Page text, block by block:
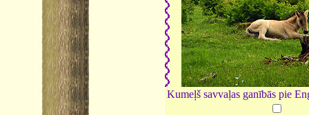
Kumeļš savvaļas ganībās pie